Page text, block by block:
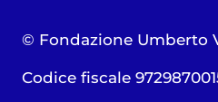
© Fondazione Umberto
Codice fiscale